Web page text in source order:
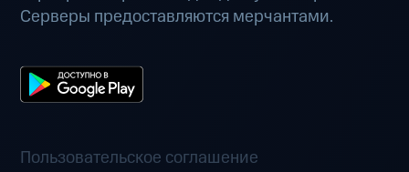
Серверы предоставляются мерчантами.
Пользовательское соглашение